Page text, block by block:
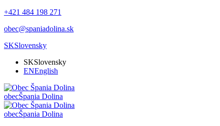
+421 484 198 271
obec@spaniadolina.sk
SKSlovensky
SKSlovensky
ENEnglish
obecŠpania Dolina
obecŠpania Dolina